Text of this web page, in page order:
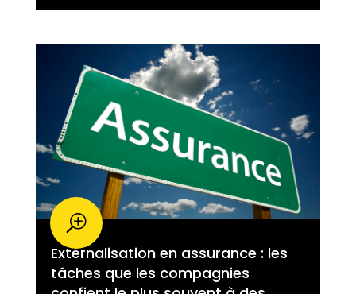
Externalisation en assurance : les
tâches que les compagnies